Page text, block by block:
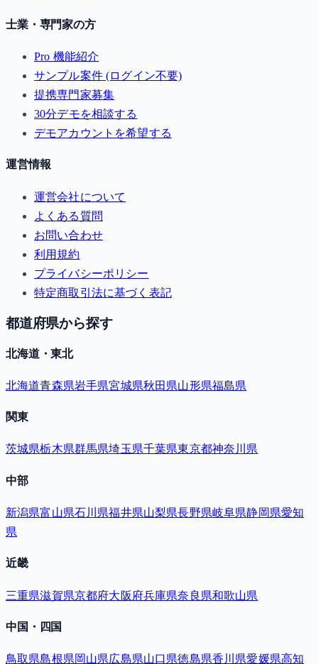
士業・専門家の方
Pro 機能紹介
サンプル案件 (ログイン不要)
提携専門家募集
30分デモを相談する
デモアカウントを希望する
運営情報
運営会社について
よくある質問
お問い合わせ
利用規約
プライバシーポリシー
特定商取引法に基づく表記
都道府県から探す
北海道・東北
北海道青森県岩手県宮城県秋田県山形県福島県
関東
茨城県栃木県群馬県埼玉県千葉県東京都神奈川県
中部
新潟県富山県石川県福井県山梨県長野県岐阜県静岡県愛知
県
近畿
三重県滋賀県京都府大阪府兵庫県奈良県和歌山県
中国・四国
鳥取県島根県岡山県広島県山口県徳島県香川県愛媛県高知